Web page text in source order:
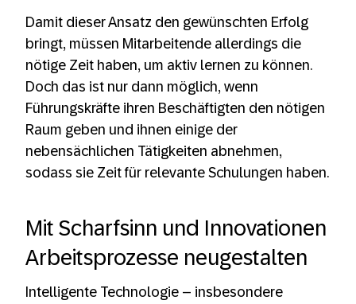
Damit dieser Ansatz den gewünschten Erfolg
bringt, müssen Mitarbeitende allerdings die
nötige Zeit haben, um aktiv lernen zu können.
Doch das ist nur dann möglich, wenn
Führungskräfte ihren Beschäftigten den nötigen
Raum geben und ihnen einige der
nebensächlichen Tätigkeiten abnehmen,
sodass sie Zeit für relevante Schulungen haben.
Mit Scharfsinn und Innovationen
Arbeitsprozesse neugestalten
Intelligente Technologie – insbesondere